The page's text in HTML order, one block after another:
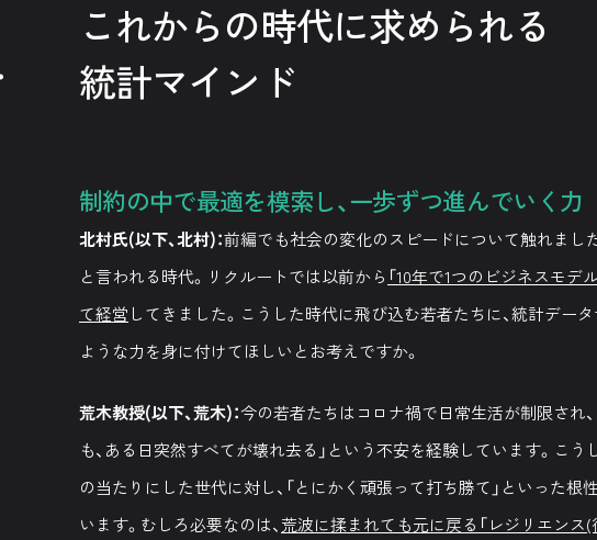
これからの時代に求められる
統計マインド
制約の中で最適を模索し、一歩ずつ進んでいく力
北村氏(以下、北村)：前編でも社会の変化のスピードについて触れました
と言われる時代。リクルートでは以前から 「10年で1つのビジネスモデ
て経営 してきました。こうした時代に飛び込む若者たちに、統計デー
ような力を身に付けてほしいとお考えですか。
荒木教授(以下、荒木)：今の若者たちはコロナ禍で日常生活が制限され
も、ある日突然すべてが壊れ去る」という不安を経験しています。こ
の当たりにした世代に対し、「とにかく頑張って打ち勝て」といった
います。むしろ必要なのは、荒波に揉まれても元に戻る「レジリエンス(